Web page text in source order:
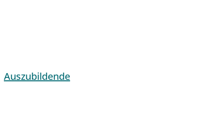
Auszubildende